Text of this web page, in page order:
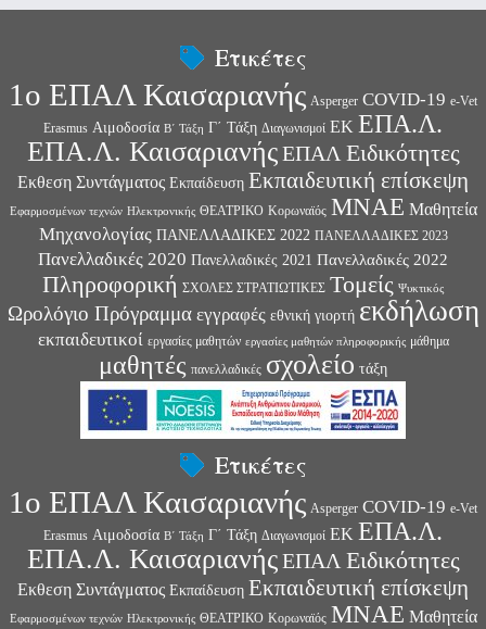
Ετικέτες
1ο ΕΠΑΛ Καισαριανής Asperger COVID-19 e-Vet
Erasmus Αιμοδοσία Β΄ Τάξη Γ΄ Τάξη Διαγωνισμοί ΕΚ ΕΠΑ.Λ.
ΕΠΑ.Λ. Καισαριανής ΕΠΑΛ Ειδικότητες
Εκθεση Συντάγματος Εκπαίδευση Εκπαιδευτική επίσκεψη
Εφαρμοσμένων τεχνών Ηλεκτρονικής ΘΕΑΤΡΙΚΟ Κορωναϊός ΜΝΑΕ Μαθητεία
Μηχανολογίας ΠΑΝΕΛΛΑΔΙΚΕΣ 2022 ΠΑΝΕΛΛΑΔΙΚΕΣ 2023
Πανελλαδικές 2020 Πανελλαδικές 2021 Πανελλαδικές 2022
Πληροφορική ΣΧΟΛΕΣ ΣΤΡΑΤΙΩΤΙΚΕΣ Τομείς Ψυκτικός
Ωρολόγιο Πρόγραμμα εγγραφές εθνική γιορτή εκδήλωση
εκπαιδευτικοί εργασίες μαθητών εργασίες μαθητών πληροφορικής μάθημα
μαθητές πανελλαδικές σχολείο τάξη
Ετικέτες
1ο ΕΠΑΛ Καισαριανής Asperger COVID-19 e-Vet
Erasmus Αιμοδοσία Β΄ Τάξη Γ΄ Τάξη Διαγωνισμοί ΕΚ ΕΠΑ.Λ.
ΕΠΑ.Λ. Καισαριανής ΕΠΑΛ Ειδικότητες
Εκθεση Συντάγματος Εκπαίδευση Εκπαιδευτική επίσκεψη
Εφαρμοσμένων τεχνών Ηλεκτρονικής ΘΕΑΤΡΙΚΟ Κορωναϊός ΜΝΑΕ Μαθητεία